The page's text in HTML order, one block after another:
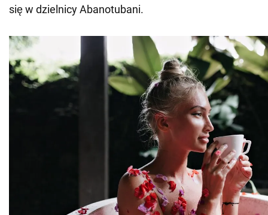
się w dzielnicy Abanotubani.